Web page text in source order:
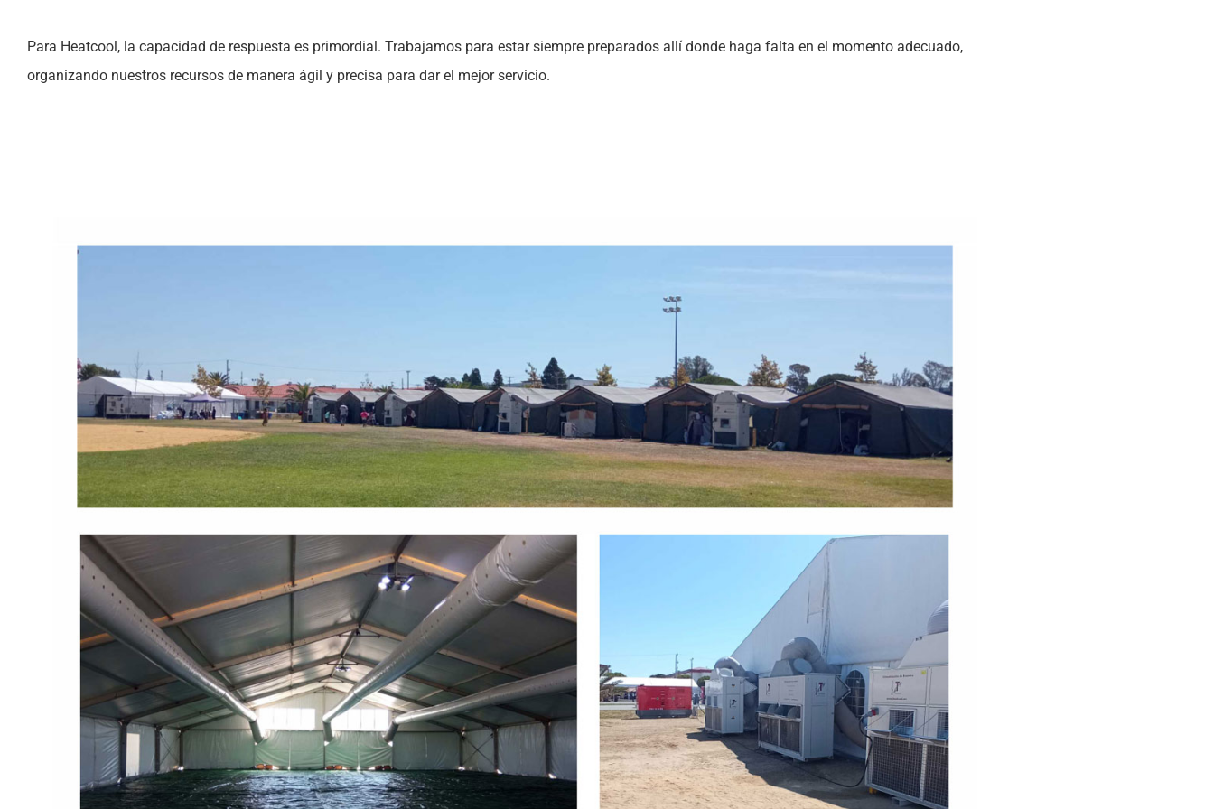
Para Heatcool, la capacidad de respuesta es primordial. Trabajamos para estar siempre preparados allí donde haga falta en el momento adecuado,
organizando nuestros recursos de manera ágil y precisa para dar el mejor servicio.